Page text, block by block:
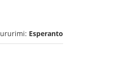
ururimi: Esperanto